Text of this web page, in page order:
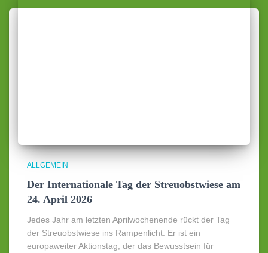
ALLGEMEIN
Der Internationale Tag der Streuobstwiese am
24. April 2026
Jedes Jahr am letzten Aprilwochenende rückt der Tag
der Streuobstwiese ins Rampenlicht. Er ist ein
europaweiter Aktionstag, der das Bewusstsein für